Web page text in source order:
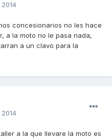
concesionarios no les hace
a la moto no le pasa nada,
a un clavo para la
a la que llevare la moto es